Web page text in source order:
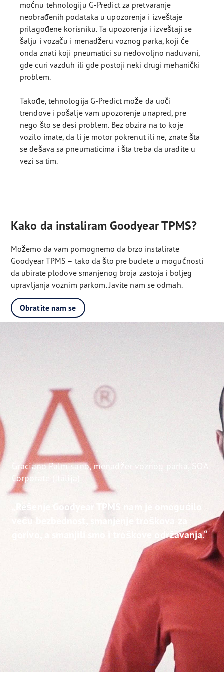
moćnu tehnologiju G-Predict za pretvaranje
neobrađenih podataka u upozorenja i izveštaje
prilagođene korisniku. Ta upozorenja i izveštaji se
šalju i vozaču i menadžeru voznog parka, koji će
onda znati koji pneumatici su nedovoljno naduvani,
gde curi vazduh ili gde postoji neki drugi mehanički
problem.
Takođe, tehnologija G-Predict može da uoči
trendove i pošalje vam upozorenje unapred, pre
nego što se desi problem. Bez obzira na to koje
vozilo imate, da li je motor pokrenut ili ne, znate šta
se dešava sa pneumaticima i šta treba da uradite u
vezi sa tim.
Kako da instaliram Goodyear TPMS?
Možemo da vam pomognemo da brzo instalirate
Goodyear TPMS – tako da što pre budete u mogućnosti
da ubirate plodove smanjenog broja zastoja i boljeg
upravljanja voznim parkom. Javite nam se odmah.
Obratite nam se
Graciano Palmisano, menadžer voznog parka, SOA
Corporate (Italija)
„Rešenje Goodyear TPMS nam je omogućilo
veću bezbednost, smanjenje troškova za
gorivo, a smanjili smo i troškove održavanja.“